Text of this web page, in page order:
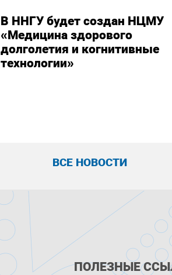
В ННГУ будет создан НЦМУ
«Медицина здорового
долголетия и когнитивные
технологии»
ВСЕ НОВОСТИ
ПОЛЕЗНЫЕ